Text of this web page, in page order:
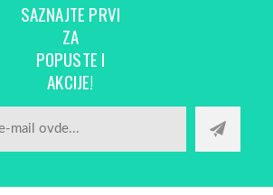
SAZNAJTE PRVI
ZA
POPUSTE I
AKCIJE!